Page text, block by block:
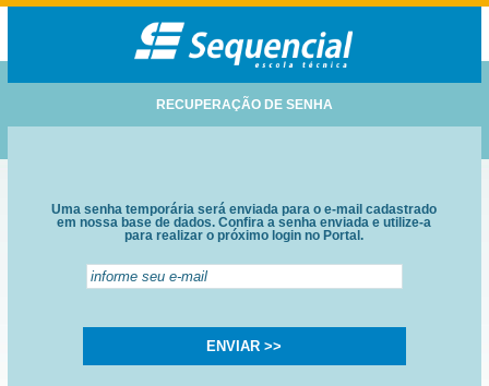
RECUPERAÇÃO DE SENHA
Uma senha temporária será enviada para o e-mail cadastrado
em nossa base de dados. Confira a senha enviada e utilize-a
para realizar o próximo login no Portal.